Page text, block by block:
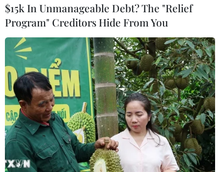
Phụ tá thân cận của nhà lãnh đạo Triều
$15k In Unmanageable Debt? The "Relief
Program" Creditors Hide From You